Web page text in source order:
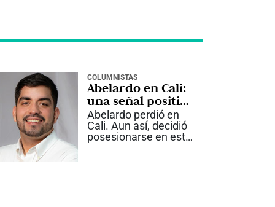
COLUMNISTAS
Abelardo en Cali:
una señal positiva
y una agenda por
construir
Abelardo perdió en
Cali. Aun así, decidió
posesionarse en esta
sobre cómo entiende